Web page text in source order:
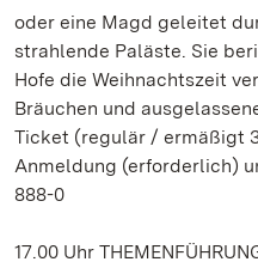
oder eine Magd geleitet
strahlende Paläste. Sie
Hofe die Weihnachtszeit
Bräuchen und
Ticket (regulär / ermäßigt
Anmeldung (erforderlich)
888-0
17.00 Uhr